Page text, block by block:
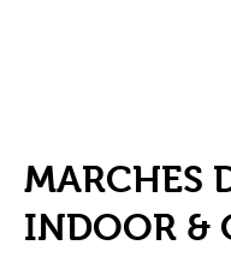
MARCHES
INDOOR &